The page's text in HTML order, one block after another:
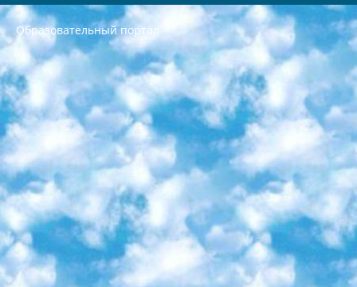
Образовательный портал
РЕСПУБЛИКА УЗБЕКИСТАН МИНИСТРЕРСТВО ДОШКОЛЬНОГО И ШКОЛЬНОГО ОБРАЗОВАНИЯ КОМАНДА в общеобразовательных учреждениях в 2023-2024 учебном году организация и проведение итоговой государственной аттестации обучающихся о Министра дошкольного и школьного образования Республики Узбекистан от 4 марта 2008 года (постановлением Минюста от 20 марта 2008 года № 1778 государственной регистрации) «Итоговое состояние учащихся общего среднего образования на основании положения об утверждении положения об аттестации общего среднего образования выпускной экзамен студентов в образовательных учреждениях в 2023-2024 учебном году В целях организации и прохождения аттестации приказываю: 1. Следующее: перечень предметов, по которым будет проводиться итоговая государственная аттестация и экзамен формы перевода согласно приложению 1; сертификаты международного образца, оценивающие уровень владения иностранными языками перечень согласно приложению 2; 2. Педагогический при специализированных образовательных учреждениях. научно-практический центр квалификации и международной оценки (Д.Давидова) 2024 г. До 25 марта: задания по предметам, по которым будет проводиться итоговая аттестация разработка и утверждение технических условий; итоговая аттестация на основании разработанного предметного задания разработка вопросов по предметам (устно и письменно), экзамен передача; общеобразовательные средние школы и специальные учебные заведения учащиеся выпускных классов школ и интернатов в агентской системе подготовка базы данных экзаменационных материалов и критериев оценки; перевод базы экзаменационных материалов на все языки обучения подать в Республиканский образовательный центр для изготовления; варианты экзаменов на основе разработанных контрольных материалов пусть будут поставлены задачи формирования. 3. Республиканский образовательный центр (Ш.Худайкулов) до 5 апреля 2024 года. до: база данных предоставленных экзаменационных материалов на все языки обучения перевод и экспертиза; для слепых, слабовидящих, глухих, слабослышащих и умственно отсталых детей учащиеся выпускных классов специализированных школ и школ-интернатов база данных экзаменационных материалов на всех преподаваемых языках подготовка критериев оценки; специализированные школы для умственно отсталых детей и технологии для учащихся выпускных классов школ-интернатов разработка соответствующих рекомендаций и критериев проведения ЕГЭ по естествознанию давать задания. 4. Педагогический при специализированных образовательных учреждениях. Научно-практический центр навыков и международной оценки (Д.Давидова), Республика образовательный центр (Худайкулов Ш.) итоговый государственный аттестационный экзамен ориентирован на творческое и логическое мышление при подготовке базы материалов учитывать введение заданий. 5. Следует отметить, что: сертификат государственного образца о знании общеобразовательного предмета и как минимум национальный уровень B1 по предметам на иностранных языках, указанным в Приложении 2. или международно признанный сертификат эквивалентного уровня студенты, изучающие определенный предмет, освобождаются от экзамена; по соответствующим предметам запланирована итоговая государственная аттестация за день до дня, путем жеребьевки Рабочей группой (в письменной форме по предметам, проводимым в форме) из числа сформированных вариантов выбрано 2 варианта; 2 выбранных варианта экзамена анонсированы на официальном сайте министерства и все выпускники по всей стране на основе этих вариантов проводит итоговую государственную аттестацию. 6. Государственное образование учащихся средних общеобразовательных учреждений. знания в соответствии с квалификационными требованиями, которые необходимо приобрести на основании стандартов итоговый (выпускной) контроль для 9 и 11 классов в целях тестирования Экзамены (далее – экзамены) состоят из предметов, перечисленных в приложении 1. будет сделано. 7. Экзамены пройдут с 26 мая по 15 июня 2024 г. (кроме науки физического воспитания). 8. Физическая для учащихся 9 классов общесредних образовательных учреждений. Экзамены по предмету «Образование, квалификация медицина» 1-6 мая 2024 года. сотрудники перевести под присмотр (с отклонениями в физическом или умственном развитии) специализированная школа для детей, школы-интернаты и со сколиозом школы-интернаты санаторного типа для больных детей исключены). 9. Он был слепым, слабовидящим и имел нарушения опорно-двигательного аппарата. экзамены в специализированных школах и интернатах для детей должны проводиться исходя из требований, предъявляемых к общеобразовательным учреждениям (физкультура кроме науки). 10. Специализированная школа для глухих и слабослышащих детей. и экзамены в интернатах и быть реализован в виде письменного теста по математике. 11. Специальность для умственно отсталых детей. Для 9 класса Родной язык и литературное письмо Государственный язык (язык обучения – узбекский). для неклассов) написано Математическое письмо Письменная/устная история Узбекистана Физическое воспитание практично Итоговый контроль Для 11 класса Написание родного языка и литературы (эссе) Математическое письмо Узбекский язык (обучение на узбекском языке) не посещающее общее среднее образование для учреждений)/Образовательное учреждение выбор письменный и устный Иностранный язык письменный/устный Письменная/устная история Узбекистана *По выбору студента:  Химия  Физика  Основы государственного права  География 10 бесплатных образовательных ресурсов - Мы составили подборку онлайн-проектов с интерактивными упражнениями, видеолекциями и статьями. Они помогут вам обрести новые и освежить старые знания бесплатно. 1. «ИНТУИТ» Старейшая образовательная площадка Рунета. Здесь вы найдёте сотни текстовых и видеокурсов на десятки различных тем — от программирования до психологии. Многие курсы подготовлены российскими университетами и крупными международными компаниями вроде Intel и Microsoft. Самостоятельное обучение бесплатное, но желающие могут оплатить услуги персональных наставников. 2. «Смартия» знакомит с актуальными профессиями и подсказывает, как им обучаться. Выбрав заинтересовавшую вас специальность — SMM-специалист, фотограф, веб-дизайнер или другую, — увидите список необходимых для неё умений. Чтобы вы могли освоить их самостоятельно, для каждого умения площадка отображает подборку ссылок на учебные материалы. Хотя «Смартия» ориентируется на русскоязычную аудиторию, часть контента всё же доступна только на английском. 3. «Лекторий Физтеха» Проект Московского физико-технического института (Физтеха). С его помощью вы можете смотреть онлайн серии лекций, записанные на видео в этом вузе. В числе доступных предметов — физика, биология, химия, информационные технологии и другие. К некоторым лекциям администрация ресурса прилагает готовые конспекты, которые можно скачивать в PDF-формате. 4. ITMOcourses Онлайн-площадка Санкт-Петербургского национального исследовательского университета информационных технологий, механики и оптики (ИТМО). Ресурс предоставляет свободный доступ к курсам, разработанным в этом вузе. Каталог материалов разбит на четыре категории: «Оптические системы и технологии», «Приборостроение и робототехника», «Информационные технологии» и «Биотехнологии». Курсы состоят из видеолекций, интерактивных демонстраций и заданий. 5. «КиберЛенинка» Электронная научная библиотека открытого доступа. Каталог площадки регулярно обрастает текстами статей из различных научных изданий. Сгруппированные по журналам и рубрикам публикации можно читать онлайн или скачивать целиком в PDF-формате. Проект нацелен на популяризацию науки за счёт открытого доступа к качественной информации. 6. «ПостНаука» На этом ресурсе публикуют подборки видеолекций, составленные экспертами из разных отраслей и объединённые общими темами. Среди них, к примеру, есть серии «Биоинформатика и геномика», «Культура средневековой Скандинавии» и Cinema Studies о теории кино. Каждая подборка лекций — логически связанная история, рассказанная экспертом от первого лица. Кроме того, на сайте появляются научно-образовательные статьи и тесты на разные темы. 7. «Newочём» Команда проекта «Newочём» отбирает самые интересные тексты из англоязычных СМИ и переводит те из них, за которые голосуют участники сообщества «ВКонтакте». По большей части это научно-популярные статьи. Редакторы придумывают лишь заголовки, в остальном содержание переводов соответствует оригиналам. Полные тексты можно читать прямо в социальной сети. 8. InternetUrok Онлайн-база материалов по основным дисциплинам школьной программы. Информация на сайте структурирована по классам, предметам и темам (урокам). Каждый урок состоит из видеолекций и конспектов. Есть также интерактивные тренажёры и тесты для закрепления пройденного материала. Даже если вы давно окончили школу, возможность повторить программу старших классов всегда может пригодиться. 9. Edutainme Ещё один ресурс об образовании. В отличие от Newtonew, как мне кажется, Edutainme больше ориентируется на представителей индустрии: педагогов, предпринимателей, разработчиков образовательных проектов. Но и любой, кто просто стремится к саморазвитию, найдёт на сайте много полезного и интересного для себя. Например, информацию о новых курсах и образовательных сервисах. 10. Newtonew Онлайн-медиа об образовании и обучении в широком смысле. Авторы Newtonew пишут об инструментах, заведениях, тактиках и стратегиях, которые помогают учить других и получать новые знания самостоятельно. На этой площадке вы найдёте новости, обзоры, аналитические мат